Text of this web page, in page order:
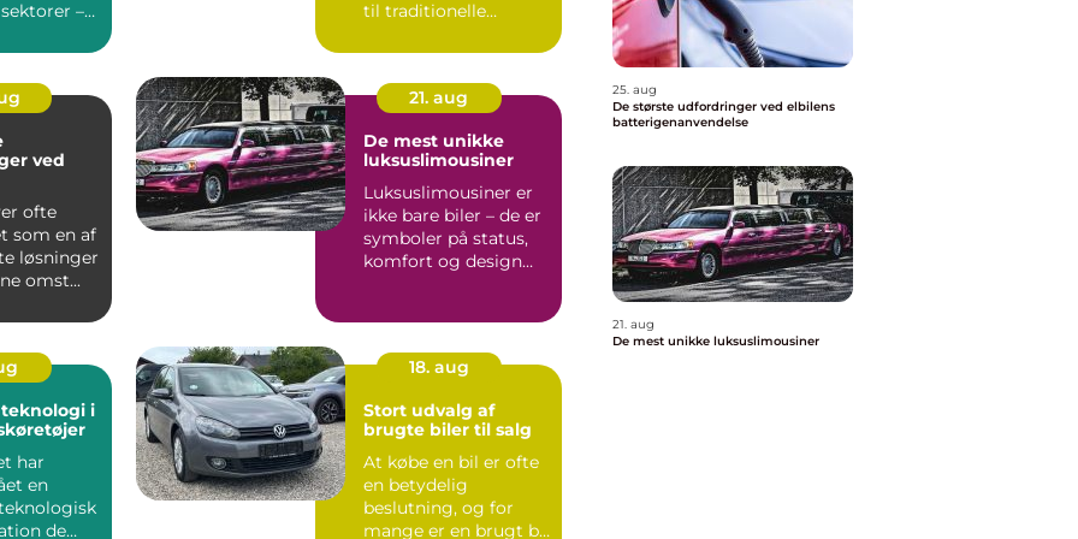
–
til traditionelle
ved
ofte
som en af
løsninger
omst...
21. aug
De mest unikke
luksuslimousiner
Luksuslimousiner er
ikke bare biler – de er
symboler på status,
komfort og design
i
har
en
de
18. aug
Stort udvalg af
brugte biler til salg
At købe en bil er ofte
en betydelig
beslutning, og for
mange er en brugt bil
25. aug
De største udfordringer ved elbilens
batterigenanvendelse
21. aug
De mest unikke luksuslimousiner